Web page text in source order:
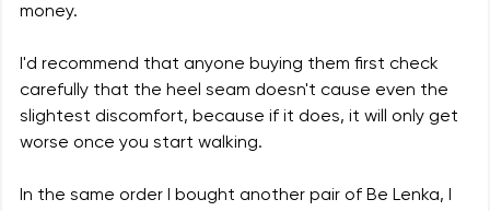
money.
I'd recommend that anyone buying them first check
carefully that the heel seam doesn't cause even the
slightest discomfort, because if it does, it will only get
worse once you start walking.
In the same order I bought another pair of Be Lenka, I